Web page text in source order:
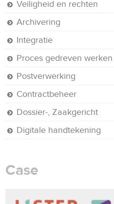
Veiligheid en rechten
Archivering
Integratie
Proces gedreven werken
Postverwerking
Contractbeheer
Dossier-, Zaakgericht
Digitale handtekening
Case